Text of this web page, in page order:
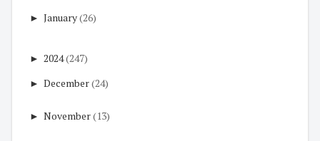
► January(26)
► 2024(247)
► December(24)
► November(13)